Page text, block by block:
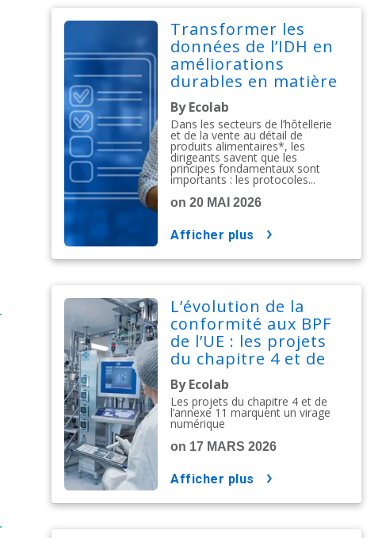
Transformer les
données de l’IDH en
améliorations
durables en matière
de salubrité
alimentaire
By Ecolab
Dans les secteurs de l’hôtellerie
et de la vente au détail de
produits alimentaires*, les
dirigeants savent que les
principes fondamentaux sont
importants : les protocoles...
on 20 MAI 2026
afficher plus
L’évolution de la
conformité aux BPF
de l’UE : les projets
du chapitre 4 et de
l’annexe 11
annoncent un virage
numérique
By Ecolab
Les projets du chapitre 4 et de
l’annexe 11 marquent un virage
numérique
on 17 MARS 2026
afficher plus